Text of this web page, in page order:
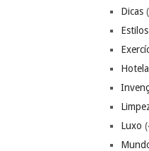
Dicas
Luxo